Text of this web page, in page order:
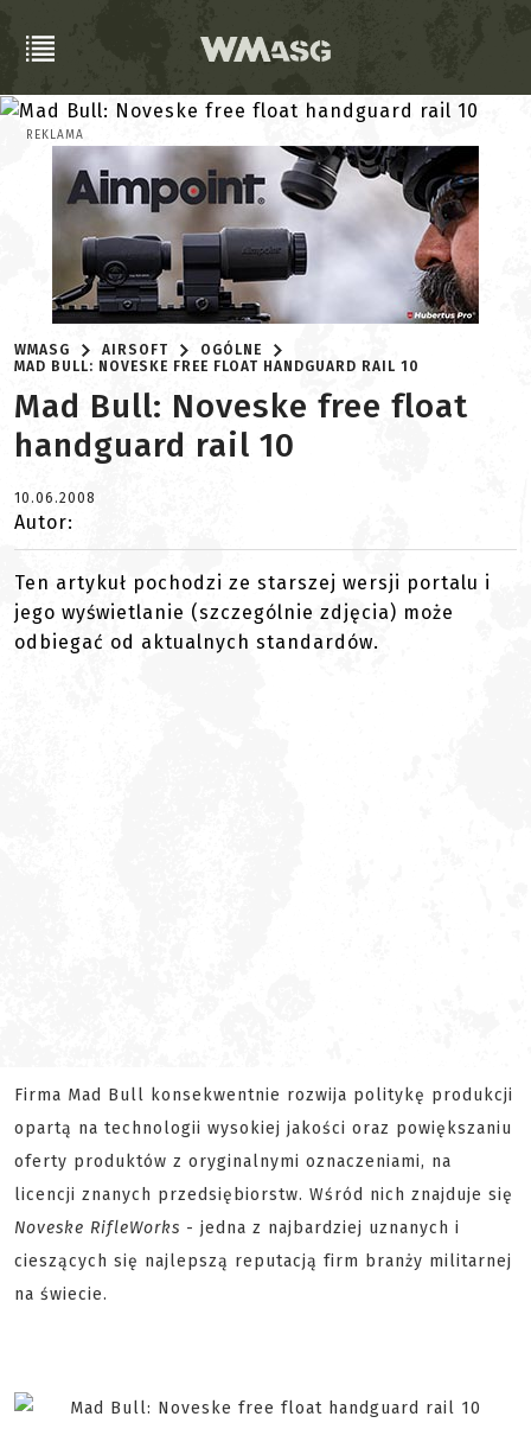
REKLAMA
WMASG AIRSOFT
OGÓLNE
MAD BULL: NOVESKE FREE FLOAT HANDGUARD RAIL 10
Mad Bull: Noveske free float
handguard rail 10
10.06.2008
Autor:
Ten artykuł pochodzi ze starszej wersji portalu i
jego wyświetlanie (szczególnie zdjęcia) może
odbiegać od aktualnych standardów.
Firma Mad Bull konsekwentnie rozwija politykę produkcji
opartą na technologii wysokiej jakości oraz powiększaniu
oferty produktów z oryginalnymi oznaczeniami, na
licencji znanych przedsiębiorstw. Wśród nich znajduje się
Noveske RifleWorks - jedna z najbardziej uznanych i
cieszących się najlepszą reputacją firm branży militarnej
na świecie.